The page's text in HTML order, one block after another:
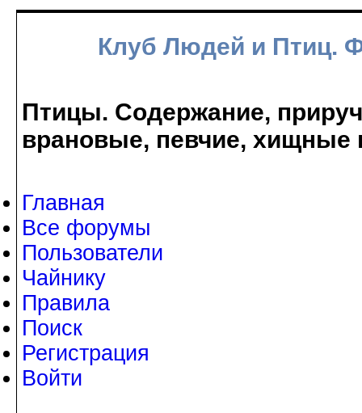
Клуб Людей и Птиц.
Птицы. Содержание,
врановые, певчие, хищные
Главная
Все форумы
Пользователи
Чайнику
Правила
Поиск
Регистрация
Войти